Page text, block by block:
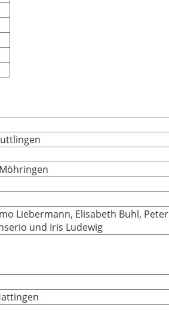
Liebermann, Elisabeth Buhl, Peter
und Iris Ludewig